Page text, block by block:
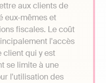
aux clients de
eux-mêmes et
fiscales. Le coût
l'accès
client qui y est
se limite à une
l'utilisation des